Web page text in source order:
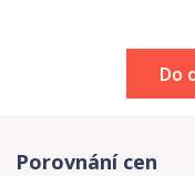
Do
Porovnání cen